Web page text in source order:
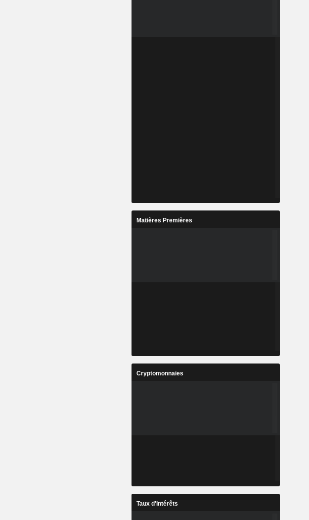
Matières Premières
Cryptomonnaies
Taux d'Intérêts